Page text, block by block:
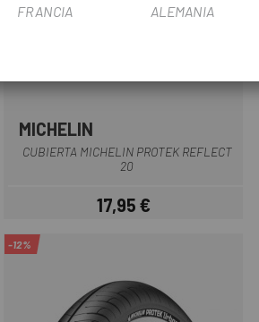
MICHELIN
CUBIERTA MICHELIN PROTEK REFLECT
20
Precio
17,95 €
-12%
FRANCIA ALEMANIA